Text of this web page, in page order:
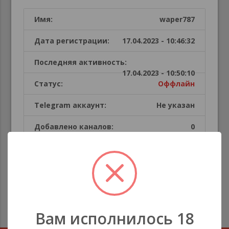
Имя: waper787
Дата регистрации: 17.04.2023 - 10:46:32
Последняя активность:
17.04.2023 - 10:50:10
Статус:
Оффлайн
Telegram аккаунт: Не указан
Добавлено каналов: 0
Публикации пользователя
В этой секции каналов нет
Вам исполнилось 18